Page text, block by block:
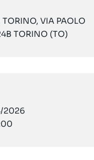
TORINO, VIA PAOLO
TORINO (TO)
2026